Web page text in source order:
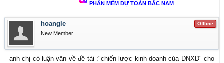
PHẦN MỀM DỰ TOÁN BẮC NAM
Offline
hoangle
New Member
anh chị có luận văn về đề tài :"chiến lược kinh doanh của DNXD" cho